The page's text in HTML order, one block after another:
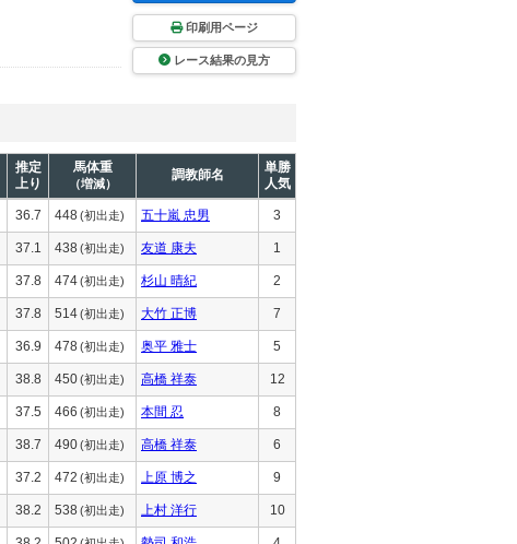
印刷用ページ
レース結果の見方
推定
上り
馬体重
（増減）
調教師名
単勝
人気
36.7 448(初出走) 五十嵐 忠男 3
37.1 438 (初出走) 友道 康夫 1
37.8 474(初出走) 杉山 晴紀 2
37.8 514(初出走) 大竹 正博 7
36.9 478(初出走) 奥平 雅士 5
38.8 450(初出走) 高橋 祥泰 12
37.5 466 (初出走) 本間 忍 8
38.7 490(初出走) 高橋 祥泰 6
37.2 472 (初出走) 上原 博之 9
38.2 538 (初出走) 上村 洋行 10